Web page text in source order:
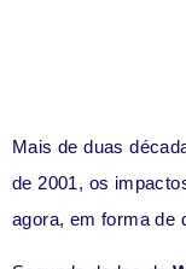
Mais de duas
de 2001, os
agora, em forma de